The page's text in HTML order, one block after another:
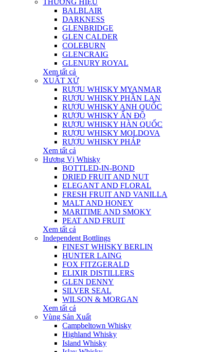
THƯƠNG HIỆU
BALBLAIR
DARKNESS
GLENBRIDGE
GLEN CALDER
COLEBURN
GLENCRAIG
GLENURY ROYAL
Xem tất cả
XUẤT XỨ
RƯỢU WHISKY MYANMAR
RƯỢU WHISKY PHẦN LAN
RƯỢU WHISKY ANH QUỐC
RƯỢU WHISKY ẤN ĐỘ
RƯỢU WHISKY HÀN QUỐC
RƯỢU WHISKY MOLDOVA
RƯỢU WHISKY PHÁP
Xem tất cả
Hương Vị Whisky
BOTTLED-IN-BOND
DRIED FRUIT AND NUT
ELEGANT AND FLORAL
FRESH FRUIT AND VANILLA
MALT AND HONEY
MARITIME AND SMOKY
PEAT AND FRUIT
Xem tất cả
Independent Bottlings
FINEST WHISKY BERLIN
HUNTER LAING
FOX FITZGERALD
ELIXIR DISTILLERS
GLEN DENNY
SILVER SEAL
WILSON & MORGAN
Xem tất cả
Vùng Sản Xuất
Campbeltown Whisky
Highland Whisky
Island Whisky